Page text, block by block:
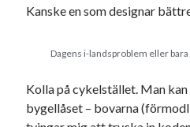
Kanske en som designar
Dagens i-landsproblem eller
Kolla på cykelstället. Man
bygellåset – bovarna